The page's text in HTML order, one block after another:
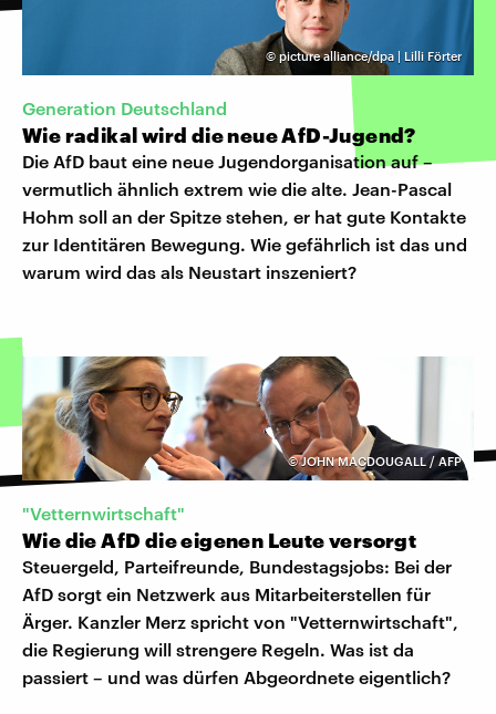
© picture alliance/dpa | Lilli Förter
Generation Deutschland
Wie radikal wird die neue AfD-Jugend?
Die AfD baut eine neue Jugendorganisation auf –
vermutlich ähnlich extrem wie die alte. Jean-Pascal
Hohm soll an der Spitze stehen, er hat gute Kontakte
zur Identitären Bewegung. Wie gefährlich ist das und
warum wird das als Neustart inszeniert?
©JOHN MACDOUGALL / AFP
"Vetternwirtschaft"
Wie die AfD die eigenen Leute versorgt
Steuergeld, Parteifreunde, Bundestagsjobs: Bei der
AfD sorgt ein Netzwerk aus Mitarbeiterstellen für
Ärger. Kanzler Merz spricht von "Vetternwirtschaft",
die Regierung will strengere Regeln. Was ist da
passiert – und was dürfen Abgeordnete eigentlich?